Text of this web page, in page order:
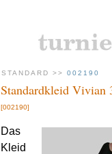
STANDARD >> 002190
Standardkleid Vivian
[002190]
Das
Kleid